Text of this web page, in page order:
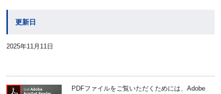
更新日
2025年11月11日
PDFファイルをご覧いただくためには、Adobe